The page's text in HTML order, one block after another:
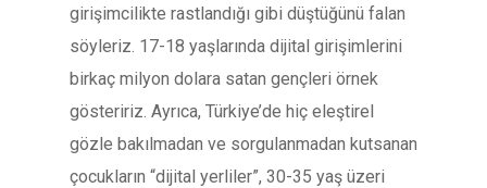
girişimcilikte rastlandığı gibi düştüğünü falan
söyleriz. 17-18 yaşlarında dijital girişimlerini
birkaç milyon dolara satan gençleri örnek
gösteririz. Ayrıca, Türkiye’de hiç eleştirel
gözle bakılmadan ve sorgulanmadan kutsanan
çocukların “dijital yerliler”, 30-35 yaş üzeri